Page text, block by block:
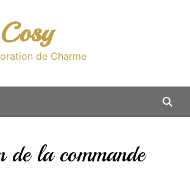
de Charme
de la commande